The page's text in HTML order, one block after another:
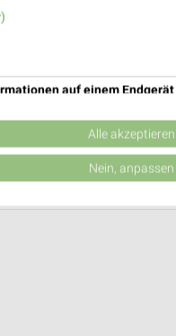
& Fitness Kiel
- 21:00 Uhr | Geöffnet
auf einem Endgerät
von Werbeanzeigen
Werbung
Alle akzeptieren
Nein, anpassen